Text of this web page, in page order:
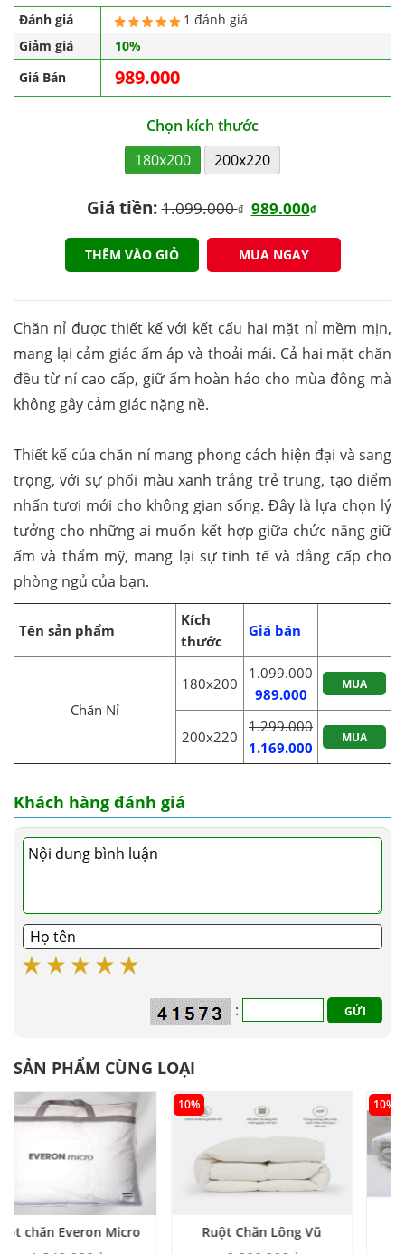
Đánh giá
1 đánh giá
Giảm giá
10%
Giá Bán
989.000
Chọn kích thước
180x200
200x220
Giá tiền:1.099.000₫ 989.000₫
THÊM VÀO GIỎ MUA NGAY
Chăn nỉ được thiết kế với kết cấu hai mặt nỉ mềm mịn,
mang lại cảm giác ấm áp và thoải mái. Cả hai mặt chăn
đều từ nỉ cao cấp, giữ ấm hoàn hảo cho mùa đông mà
không gây cảm giác nặng nề.
Thiết kế của chăn nỉ mang phong cách hiện đại và sang
trọng, với sự phối màu xanh trắng trẻ trung, tạo điểm
nhấn tươi mới cho không gian sống. Đây là lựa chọn lý
tưởng cho những ai muốn kết hợp giữa chức năng giữ
ấm và thẩm mỹ, mang lại sự tinh tế và đẳng cấp cho
phòng ngủ của bạn.
Tên sản phẩm
Kích
thước
Giá bán
Chăn Nỉ
180x200
1.099.000
989.000
MUA
200x220
1.299.000
1.169.000
MUA
Khách hàng đánh giá
:
SẢN PHẨM CÙNG LOẠI
Micro
10%
Ruột Chăn Lông Vũ
10%